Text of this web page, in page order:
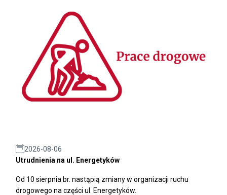
2026-08-06
Utrudnienia na ul. Energetyków
Od 10 sierpnia br. nastąpią zmiany w organizacji ruchu
drogowego na części ul. Energetyków.